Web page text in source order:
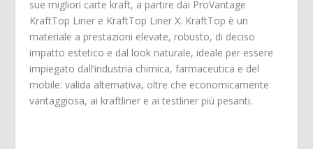
sue migliori carte kraft, a partire dai ProVantage
KraftTop Liner e KraftTop Liner X. KraftTop è un
materiale a prestazioni elevate, robusto, di deciso
impatto estetico e dal look naturale, ideale per essere
impiegato dall’industria chimica, farmaceutica e del
mobile: valida alternativa, oltre che economicamente
vantaggiosa, ai kraftliner e ai testliner più pesanti.